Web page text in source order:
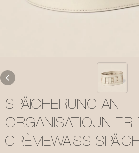
SPÄICHERUNG AN
ORGANISATIOUN FIR
CRÈMEWÄISS